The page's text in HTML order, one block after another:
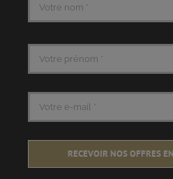
RECEVOIR NOS OFFRES